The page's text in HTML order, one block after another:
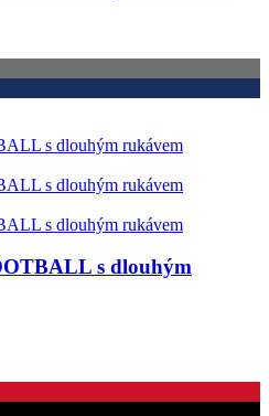
s dlouhým